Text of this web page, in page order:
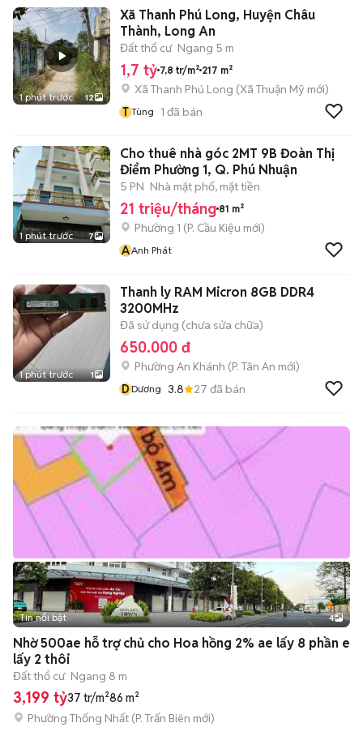
1 phút trước 12
Xã Thanh Phú Long, Huyện Châu
Thành, Long An
Đất thổ cư Ngang 5 m
1,7 tỷ 7,8 tr/m² 217 m²
Xã Thanh Phú Long (Xã Thuận Mỹ mới)
T Tùng 1 đã bán
1 phút trước 7
Cho thuê nhà góc 2MT 9B Đoàn Thị
Điểm Phường 1, Q. Phú Nhuận
5 PN Nhà mặt phố, mặt tiền
21 triệu/tháng 81 m²
Phường 1 (P. Cầu Kiệu mới)
AAnh Phát
1 phút trước 1
Thanh ly RAM Micron 8GB DDR4
3200MHz
Đã sử dụng (chưa sửa chữa)
650.000 đ
Phường An Khánh (P. Tân An mới)
DDương 3.8 27 đã bán
Tin nổi bật 4
Nhờ 500ae hỗ trợ chủ cho Hoa hồng 2% ae lấy 8 phần e
lấy 2 thôi
Đất thổ cư Ngang 8 m
3,199 tỷ37 tr/m²86 m²
Phường Thống Nhất (P. Trấn Biên mới)